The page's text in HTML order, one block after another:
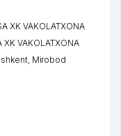
XK VAKOLATXONA
XK VAKOLATXONA
, Mirobod